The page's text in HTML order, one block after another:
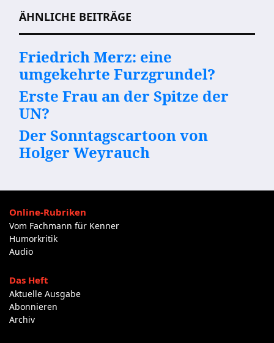
ÄHNLICHE BEITRÄGE
Friedrich Merz: eine
umgekehrte Furzgrundel?
Erste Frau an der Spitze der
UN?
Der Sonntagscartoon von
Holger Weyrauch
Online-Rubriken
Vom Fachmann für Kenner
Humorkritik
Audio
Das Heft
Aktuelle Ausgabe
Abonnieren
Archiv